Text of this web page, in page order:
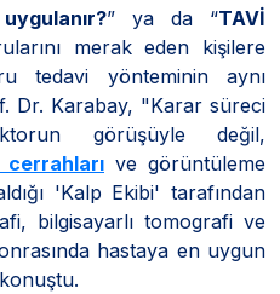
” ya da “TAVİ
merak eden kişilere
tedavi yönteminin aynı
Dr. Karabay, "Karar süreci
görüşüyle değil,
ve görüntüleme
'Kalp Ekibi' tarafından
bilgisayarlı tomografi ve
hastaya en uygun